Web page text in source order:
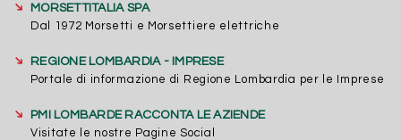
➔
MORSETTITALIA SPA
Dal 1972 Morsetti e Morsettiere elettriche
➔
REGIONE LOMBARDIA - IMPRESE
Portale di informazione di Regione Lombardia per le Imprese
➔
PMI LOMBARDE RACCONTA LE AZIENDE
Visitate le nostre Pagine Social